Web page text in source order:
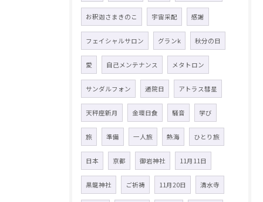
お釈迦さまきのこ 宇宙采配 感謝
フェイシャルサロン グランk 秋分の日
愛 自己メンテナンス メタトロン
サンダルフォン 通院日 アトラス彗星
天秤座新月 金環日食 騒音 学び
旅 準備 一人旅 熱海 ひとり旅
日本 京都 御岩神社 11月11日
黒龍神社 ご祈祷 11月20日 清水寺